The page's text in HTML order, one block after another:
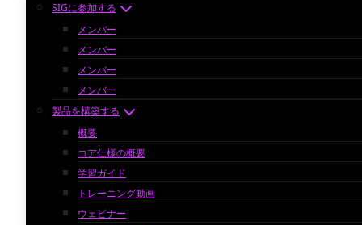
SIGに参加する
メンバー
メンバー
メンバー
メンバー
製品を構築する
概要
コア仕様の概要
学習ガイド
トレーニング動画
ウェビナー